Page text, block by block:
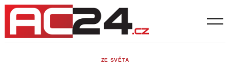
Skip
content
ZE SVĚTA